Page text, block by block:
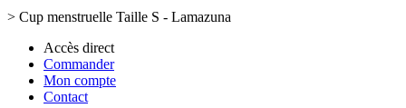
> Cup menstruelle Taille S - Lamazuna
Accès direct
Commander
Mon compte
Contact